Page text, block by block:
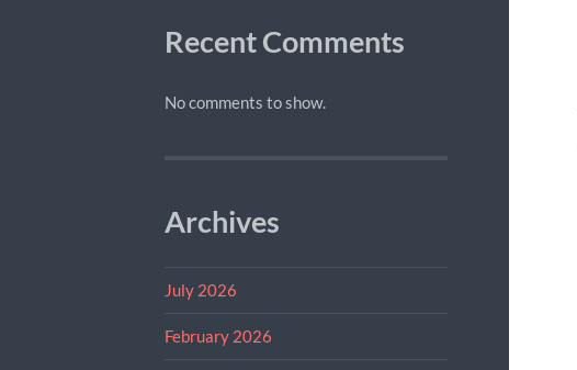
Recent Comments
No comments to show.
Archives
July 2026
February 2026